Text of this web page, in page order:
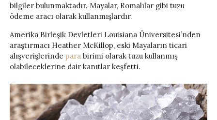
bilgiler bulunmaktadır. Mayalar, Romalılar gibi tuzu
ödeme aracı olarak kullanmışlardır.
Amerika Birleşik Devletleri Louisiana Üniversitesi’nden
araştırmacı Heather McKillop, eski Mayaların ticari
alışverişlerinde para birimi olarak tuzu kullanmış
olabileceklerine dair kanıtlar keşfetti.